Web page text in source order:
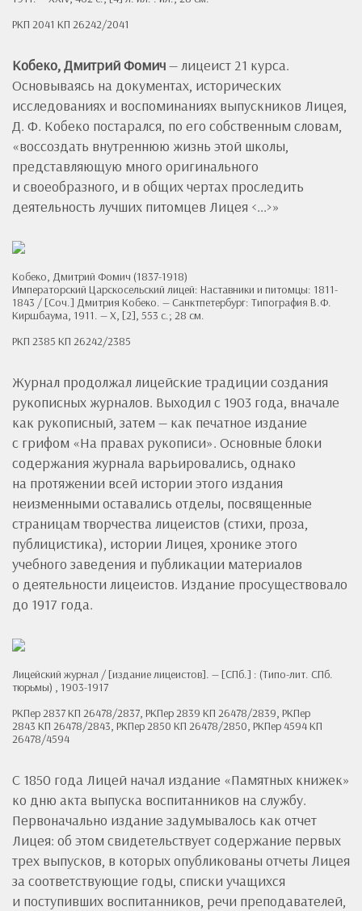
РКП 2041 КП 26242/2041
Кобеко, Дмитрий Фомич— лицеист 21 курса.
Основываясь на документах, исторических
исследованиях и воспоминаниях выпускников Лицея,
Д. Ф. Кобеко постарался, по его собственным словам,
«воссоздать внутреннюю жизнь этой школы,
представляющую много оригинального
и своеобразного, и в общих чертах проследить
деятельность лучших питомцев Лицея <...>»
Кобеко, Дмитрий Фомич (1837-1918)
Императорский Царскосельский лицей: Наставники и питомцы: 1811-
1843 / [Соч.] Дмитрия Кобеко. — Санктпетербург: Типография В.Ф.
Киршбаума, 1911. — X, [2], 553 с.; 28 см.
РКП 2385 КП 26242/2385
Журнал продолжал лицейские традиции создания
рукописных журналов. Выходил с 1903 года, вначале
как рукописный, затем — как печатное издание
с грифом «На правах рукописи». Основные блоки
содержания журнала варьировались, однако
на протяжении всей истории этого издания
неизменными оставались отделы, посвященные
страницам творчества лицеистов (стихи, проза,
публицистика), истории Лицея, хронике этого
учебного заведения и публикации материалов
о деятельности лицеистов. Издание просуществовало
до 1917 года.
Лицейский журнал / [издание лицеистов]. — [СПб.] : (Типо-лит. СПб.
тюрьмы) , 1903-1917
РКПер 2837 КП 26478/2837, РКПер 2839 КП 26478/2839, РКПер
2843 КП 26478/2843, РКПер 2850 КП 26478/2850, РКПер 4594 КП
26478/4594
С 1850 года Лицей начал издание «Памятных книжек»
ко дню акта выпуска воспитанников на службу.
Первоначально издание задумывалось как отчет
Лицея: об этом свидетельствует содержание первых
трех выпусков, в которых опубликованы отчеты Лицея
за соответствующие годы, списки учащихся
и поступивших воспитанников, речи преподавателей,